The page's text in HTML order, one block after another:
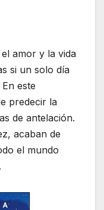
amor y la vida
si un solo día
este
predecir la
de antelación.
acaban de
el mundo